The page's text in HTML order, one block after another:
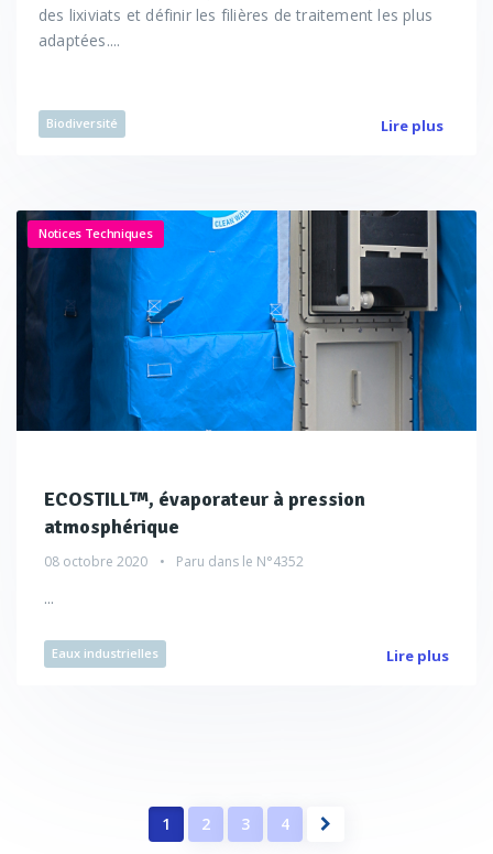
des lixiviats et définir les filières de traitement les plus
adaptées....
Biodiversité Lire plus
Notices Techniques
ECOSTILL™, évaporateur à pression
atmosphérique
08 octobre 2020 Paru dans le N°4352
...
Eaux industrielles Lire plus
1 2 3 4